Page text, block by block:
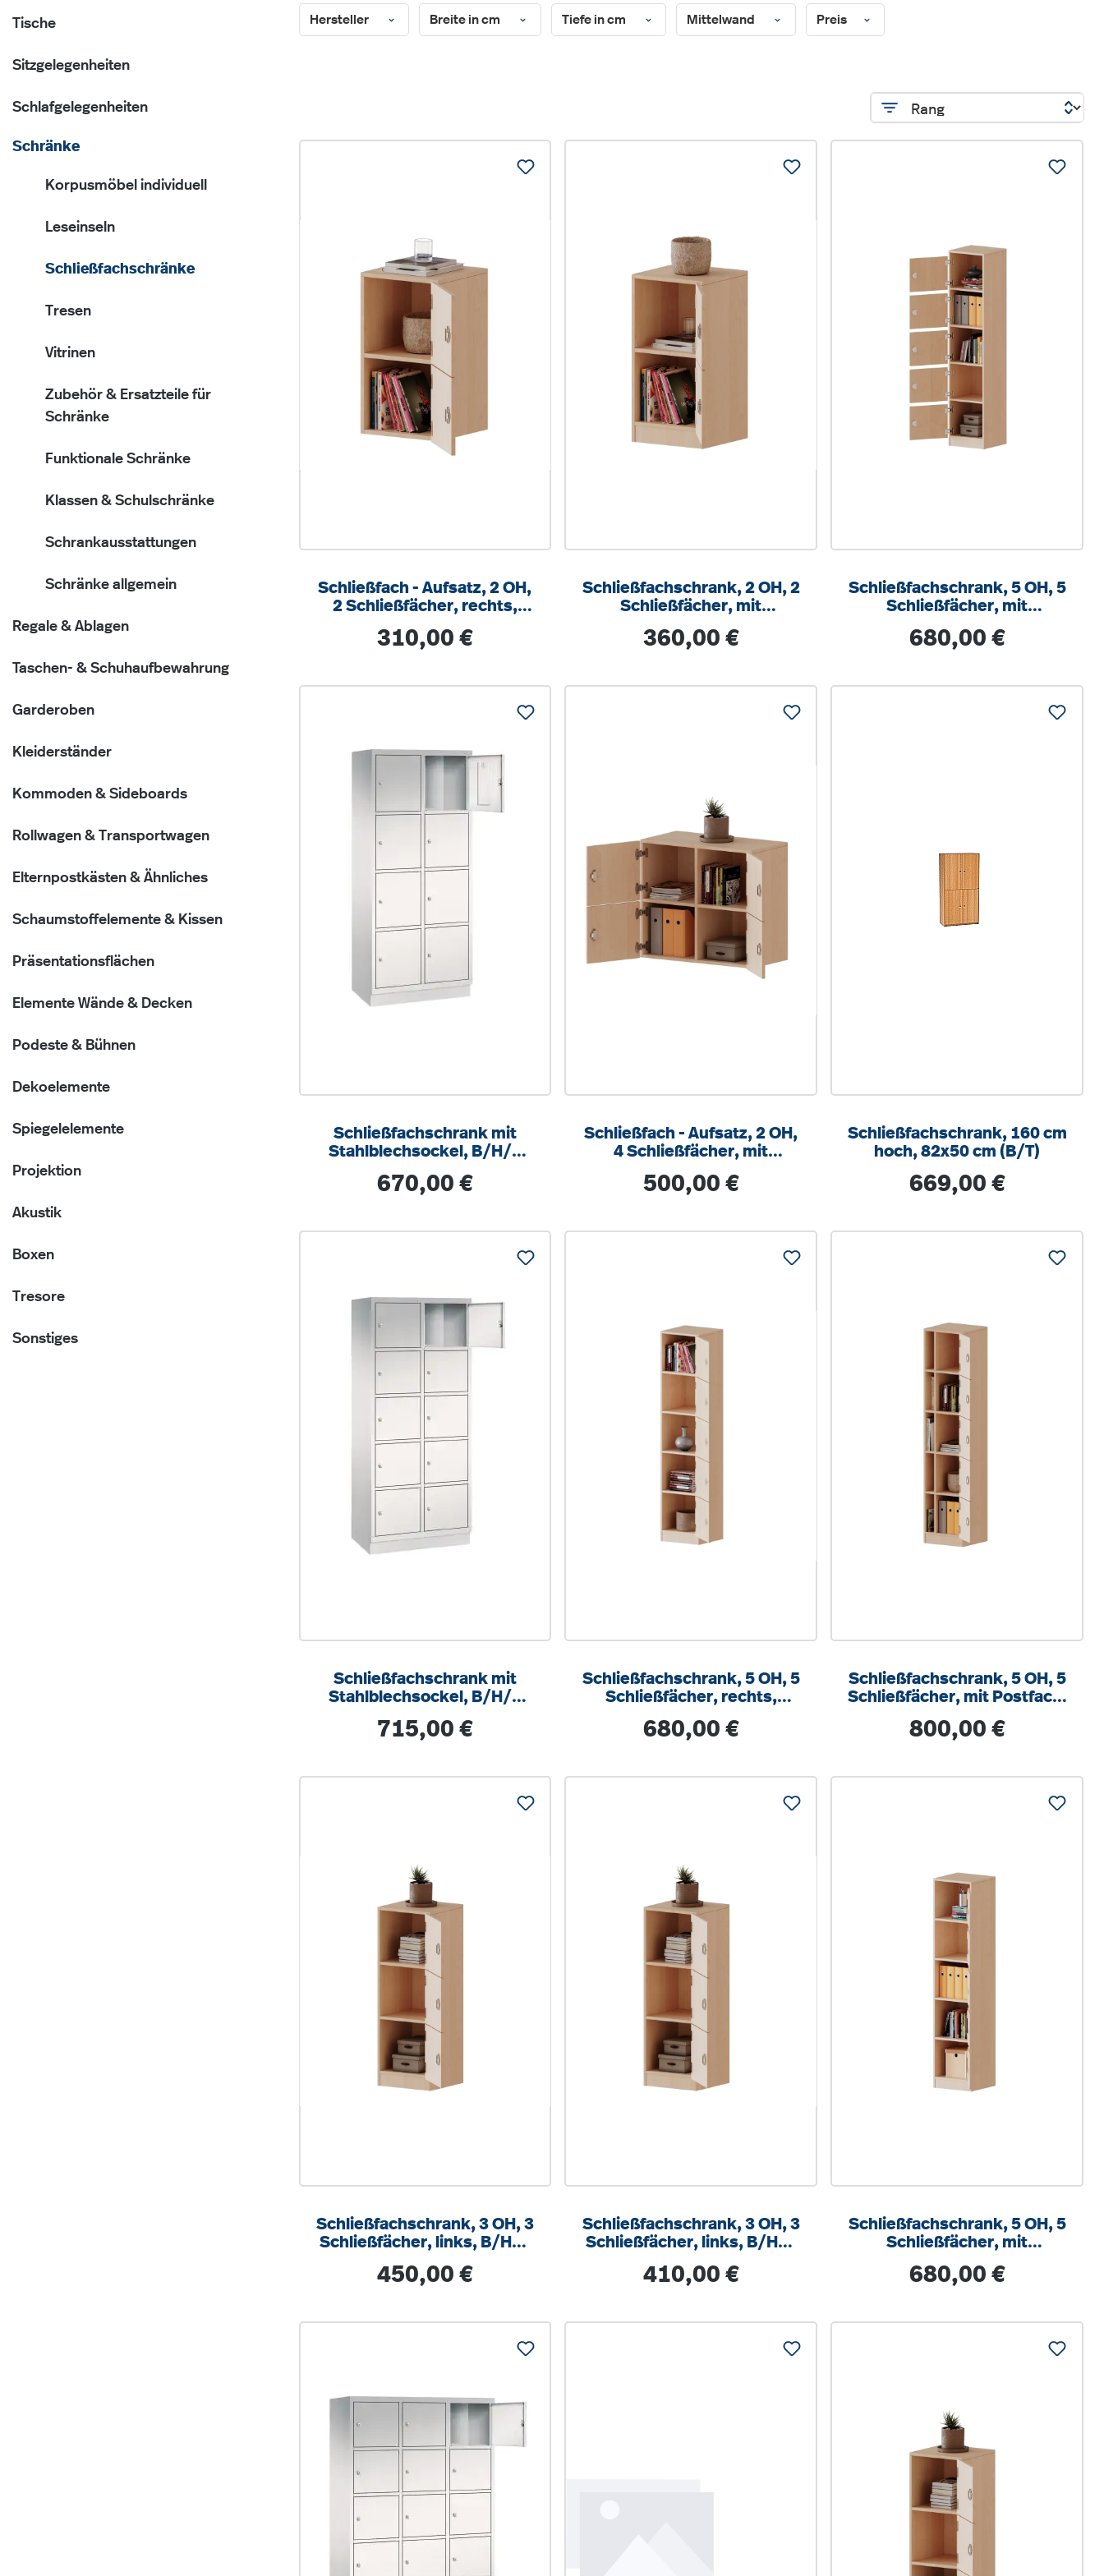
Tische
Sitzgelegenheiten
Schlafgelegenheiten
Schränke
Korpusmöbel individuell
Leseinseln
Schließfachschränke
Tresen
Vitrinen
Zubehör & Ersatzteile für
Schränke
Funktionale Schränke
Klassen & Schulschränke
Schrankausstattungen
Schränke allgemein
Regale & Ablagen
Taschen- & Schuhaufbewahrung
Garderoben
Kleiderständer
Kommoden & Sideboards
Rollwagen & Transportwagen
Elternpostkästen & Ähnliches
Schaumstoffelemente & Kissen
Präsentationsflächen
Elemente Wände & Decken
Podeste & Bühnen
Dekoelemente
Spiegelelemente
Projektion
Akustik
Boxen
Tresore
Sonstiges
Hersteller Breite in cm Tiefe in cm Mittelwand Preis
Schließfach - Aufsatz, 2 OH,
2 Schließfächer, rechts,
Regulärer Preis:
310,00 €
Schließfachschrank, 2 OH, 2
Schließfächer, mit
40,5x82x50cm
Regulärer Preis:
360,00 €
Schließfachschrank, 5 OH, 5
Schließfächer, mit
40,5x190x40cm
Regulärer Preis:
680,00 €
Schließfachschrank mit
Stahlblechsockel, B/H/T
Regulärer Preis:
670,00 €
Schließfach - Aufsatz, 2 OH,
4 Schließfächer, mit
80x72x50cm
Regulärer Preis:
500,00 €
Schließfachschrank, 160 cm
hoch, 82x50 cm (B/T)
Regulärer Preis:
669,00 €
Schließfachschrank mit
Stahlblechsockel, B/H/T
Regulärer Preis:
715,00 €
Schließfachschrank, 5 OH, 5
Schließfächer, rechts,
Regulärer Preis:
680,00 €
Schließfachschrank, 5 OH, 5
Schließfächer, mit Postfach,
40,5x190x50cm
Regulärer Preis:
800,00 €
Schließfachschrank, 3 OH, 3
Schließfächer, links, B/H/T
Regulärer Preis:
450,00 €
Schließfachschrank, 3 OH, 3
Schließfächer, links, B/H/T
Regulärer Preis:
410,00 €
Schließfachschrank, 5 OH, 5
Schließfächer, mit
40,5x190x40cm
Regulärer Preis:
680,00 €